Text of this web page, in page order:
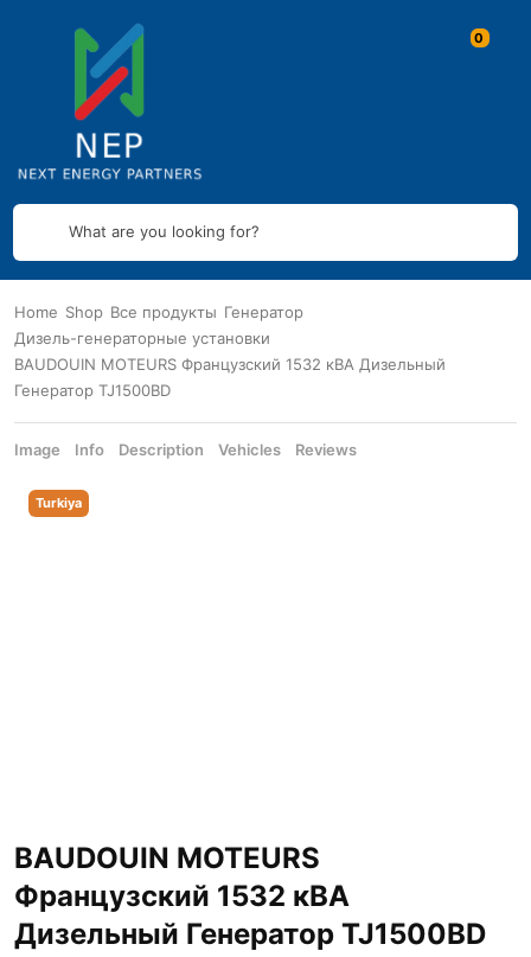
What are you looking for?
Home Shop Все продукты Генератор
Дизель-генераторные установки
BAUDOUIN MOTEURS Французский 1532 кВА Дизельный
Генератор TJ1500BD
Image Info Description Vehicles Reviews
Turkiya
BAUDOUIN MOTEURS
Французский 1532 кВА
Дизельный Генератор TJ1500BD